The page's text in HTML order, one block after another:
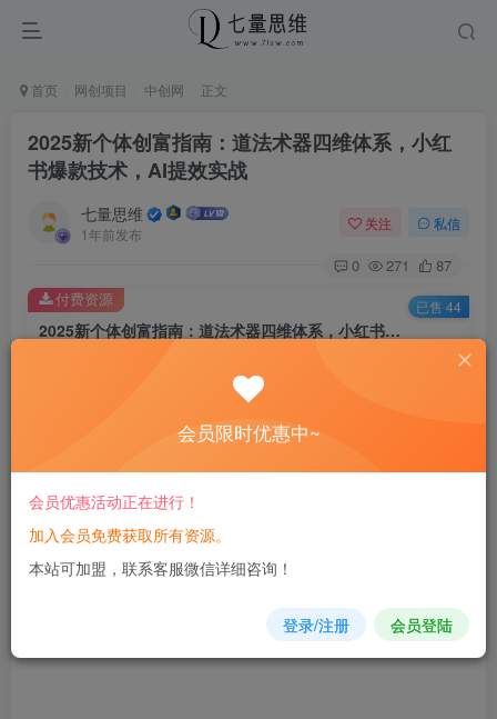
首页 网创项目 中创网 正文
2025新个体创富指南：道法术器四维体系，小红
书爆款技术，AI提效实战
七量思维
1年前发布
关注 私信
0 271 87
2025新个体创富指南：道法术器四维体系，小红书爆款技术，AI提效实战
8.8
免费
您当前未登录！建议登陆后购买，可保存购买订单
付费资源 已售 44
会员限时优惠中~
会员优惠活动正在进行！
加入会员免费获取所有资源。
本站可加盟，联系客服微信详细咨询！
登录/注册 会员登陆